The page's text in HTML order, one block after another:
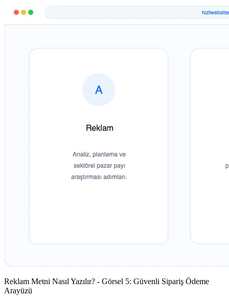
Reklam Metni Nasıl Yazılır? - Görsel 5: Güvenli Sipariş Ödeme
Arayüzü